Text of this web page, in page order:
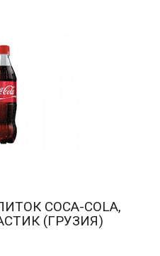
COCA-COLA,
(ГРУЗИЯ)